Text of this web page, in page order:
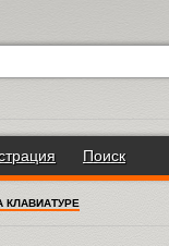
Поиск
КЛАВИАТУРЕ